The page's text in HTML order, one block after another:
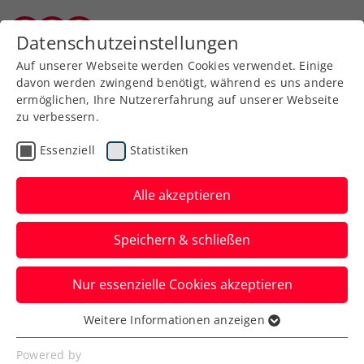
Zurück zur Newsübersicht
Ausbildung
ÜBUNGSLEITERKURS -
Herbst 2023
Das BTV-Lehrreferat veranstaltet im
Herbst 2023 einen Übungsleiterkurs!
Anmeldungen werden bis spätestens
22.09.2023 im BTV-Sekretariat gerne
entgegen genommen.
Verfasst von: Claudia Schlögl-Wandl, 20.06.2023
Datenschutzeinstellungen
Auf unserer Webseite werden Cookies verwendet. Einige
davon werden zwingend benötigt, während es uns andere
ermöglichen, Ihre Nutzererfahrung auf unserer Webseite
zu verbessern.
Essenziell Statistiken
Alle akzeptieren
Speichern & schließen
Nur essenzielle Cookies akzeptieren
Essenziell
Essenzielle Cookies werden für grundlegende
Weitere Informationen anzeigen
Powered by